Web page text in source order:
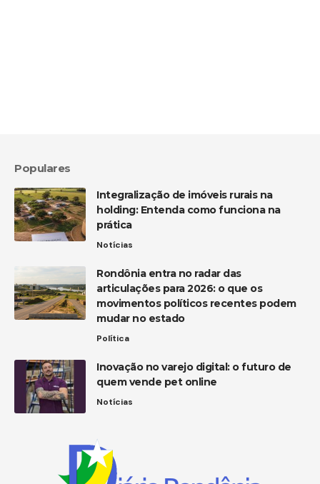
Populares
Integralização de imóveis rurais na
holding: Entenda como funciona na
prática
Notícias
Rondônia entra no radar das
articulações para 2026: o que os
movimentos políticos recentes podem
mudar no estado
Política
Inovação no varejo digital: o futuro de
quem vende pet online
Notícias